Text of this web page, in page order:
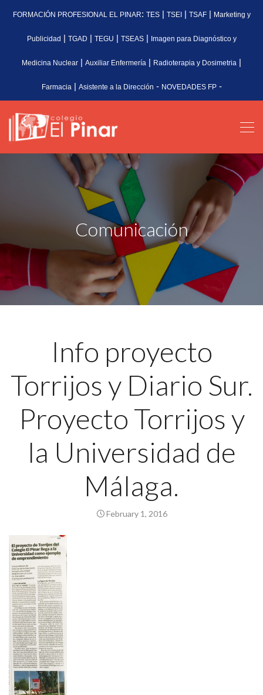
FORMACIÓN PROFESIONAL EL PINAR: TES| TSEI| TSAF| Marketing y
Publicidad | TGAD | TEGU | TSEAS| Imagen para Diagnóstico y
Medicina Nuclear | Auxiliar Enfermería | Radioterapia y Dosimetria |
Farmacia | Asistente a la Dirección - NOVEDADES FP-
Comunicación
Info proyecto
Torrijos y Diario Sur.
Proyecto Torrijos y
la Universidad de
Málaga.
February 1, 2016